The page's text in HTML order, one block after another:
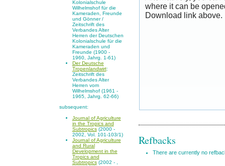
Kolonialschule
Wilhelmshof für die
Kameraden, Freunde
und Gönner /
Zeitschrift des
Verbandes Alter
Herren der Deutschen
Kolonialschule für die
Kameraden und
Freunde (1900 -
1960, Jahrg. 1-61)
Der Deutsche
Tropenlandwirt:
Zeitschrift des
Verbandes Alter
Herren vom
Wilhelmshof (1961 -
1965, Jahrg. 62-66)
subsequent:
Journal of Agriculture
in the Tropics and
Subtropics(2000 -
2002, Vol. 101-103/1)
Journal of Agriculture
and Rural
Development in the
Tropics and
Subtropics(2002 - ,
where it can be
Download link above.
Refbacks
There are currently no